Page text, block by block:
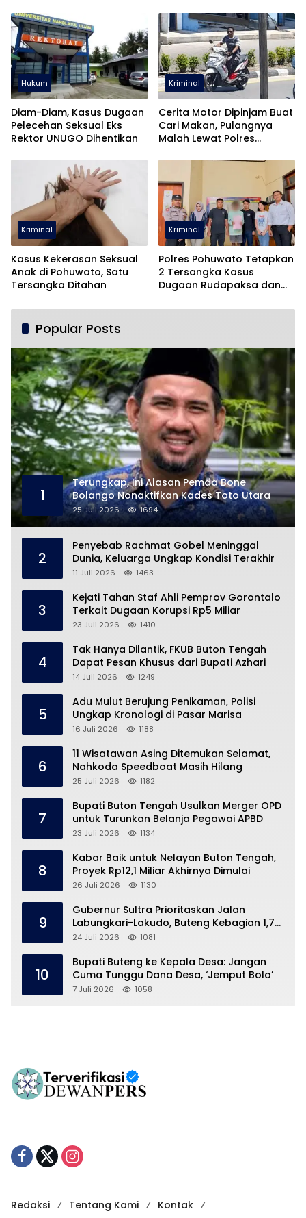
Hukum
Diam-Diam, Kasus Dugaan
Pelecehan Seksual Eks
Rektor UNUGO Dihentikan
Kriminal
Cerita Motor Dipinjam Buat
Cari Makan, Pulangnya
Malah Lewat Polres
Kriminal
Kasus Kekerasan Seksual
Anak di Pohuwato, Satu
Tersangka Ditahan
Kriminal
Polres Pohuwato Tetapkan
2 Tersangka Kasus
Dugaan Rudapaksa dan
Popular Posts
1
Terungkap, Ini Alasan Pemda Bone
Bolango Nonaktifkan Kades Toto Utara
25 Juli 2026 1694
2
Penyebab Rachmat Gobel Meninggal
Dunia, Keluarga Ungkap Kondisi Terakhir
11 Juli 2026 1463
3
Kejati Tahan Staf Ahli Pemprov Gorontalo
Terkait Dugaan Korupsi Rp5 Miliar
23 Juli 2026 1410
4
Tak Hanya Dilantik, FKUB Buton Tengah
Dapat Pesan Khusus dari Bupati Azhari
14 Juli 2026 1249
5
Adu Mulut Berujung Penikaman, Polisi
Ungkap Kronologi di Pasar Marisa
16 Juli 2026 1188
6
11 Wisatawan Asing Ditemukan Selamat,
Nahkoda Speedboat Masih Hilang
25 Juli 2026 1182
7
Bupati Buton Tengah Usulkan Merger OPD
untuk Turunkan Belanja Pegawai APBD
23 Juli 2026 1134
8
Kabar Baik untuk Nelayan Buton Tengah,
Proyek Rp12,1 Miliar Akhirnya Dimulai
26 Juli 2026 1130
9
Gubernur Sultra Prioritaskan Jalan
Labungkari-Lakudo, Buteng Kebagian 1,7
Km
24 Juli 2026 1081
10
Bupati Buteng ke Kepala Desa: Jangan
Cuma Tunggu Dana Desa, ‘Jemput Bola’
7 Juli 2026 1058
Redaksi Tentang Kami
Kontak